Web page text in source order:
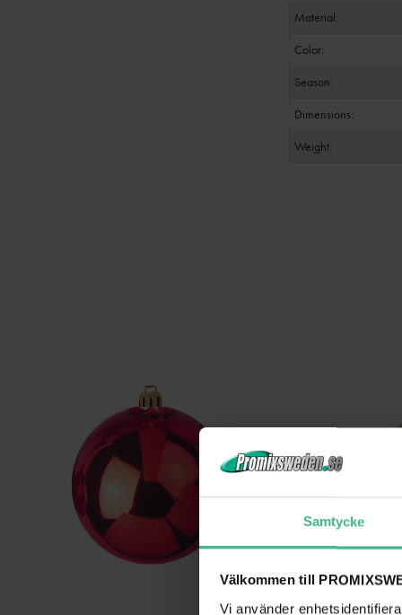
Samtycke
Välkommen till
Vi använder
Material:
Color:
Season:
Dimensions:
Weight: